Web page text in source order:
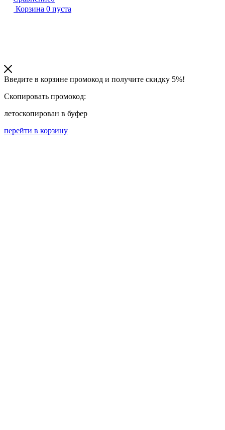
Корзина 0 пуста
Введите в корзине промокод и получите скидку 5%!
Скопировать промокод:
летоскопирован в буфер
перейти в корзину